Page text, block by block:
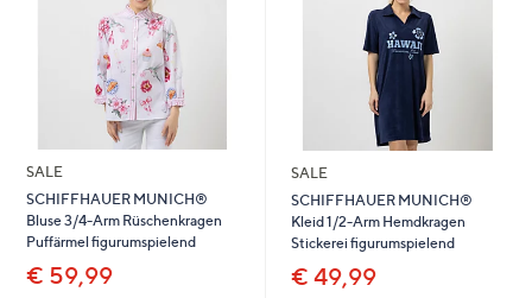
diese
anzuzeigen.
SALE
SCHIFFHAUER MUNICH®
Bluse 3/4-Arm Rüschenkragen
Puffärmel figurumspielend
€ 59,99
SALE
SCHIFFHAUER MUNICH®
Kleid 1/2-Arm Hemdkragen
Stickerei figurumspielend
€ 49,99